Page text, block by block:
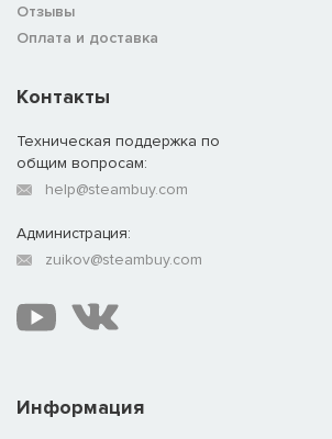
Спура— город этрусков, который
высоким уровнем развития цивилизации.
Отзывы
Оплата и доставка
Информация
Контакты
Техническая поддержка по
общим вопросам:
help@steambuy.com
Администрация:
zuikov@steambuy.com